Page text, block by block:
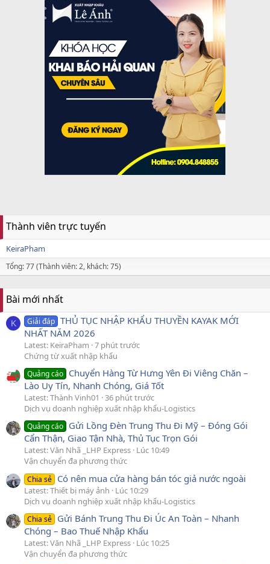
Thành viên trực tuyến
KeiraPham
Tổng: 77 (Thành viên: 2, khách: 75)
Bài mới nhất
K Giải đáp THỦ TỤC NHẬP KHẨU THUYỀN KAYAK MỚI
NHẤT NĂM 2026
Latest: KeiraPham 7 phút trước
Chứng từ xuất nhập khẩu
Quảng cáo Chuyển Hàng Từ Hưng Yên Đi Viêng Chăn –
Lào Uy Tín, Nhanh Chóng, Giá Tốt
Latest: Thành Vinh01
36 phút trước
Dịch vụ doanh nghiệp xuất nhập khẩu-Logistics
Quảng cáo Gửi Lồng Đèn Trung Thu Đi Mỹ – Đóng Gói
Cẩn Thận, Giao Tận Nhà, Thủ Tục Trọn Gói
Latest: Văn Nhã _LHP Express Lúc 10:49
Vận chuyển đa phương thức
Chia sẻ Có nên mua cửa hàng bán tóc giả nước ngoài
Latest: Thiết bị máy ảnh
Lúc 10:29
Dịch vụ doanh nghiệp xuất nhập khẩu-Logistics
Chia sẻ Gửi Bánh Trung Thu Đi Úc An Toàn – Nhanh
Chóng – Bao Thuế Nhập Khẩu
Latest: Văn Nhã _LHP Express Lúc 10:25
Vận chuyển đa phương thức